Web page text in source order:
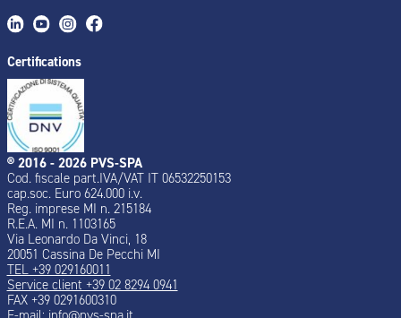
Certifications
® 2016 - 2026 PVS-SPA
Cod. fiscale part.IVA/VAT IT 06532250153
cap.soc. Euro 624.000 i.v.
Reg. imprese MI n. 215184
R.E.A. MI n. 1103165
Via Leonardo Da Vinci, 18
20051 Cassina De Pecchi MI
TEL +39 029160011
Service client +39 02 8294 0941
FAX +39 0291600310